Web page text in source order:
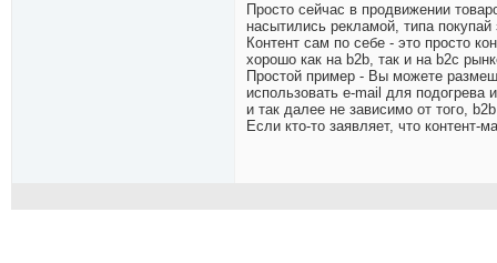
Просто сейчас в продвижении
насытились рекламой, типа
Контент сам по себе - это просто
хорошо как на b2b, так и на b2c
Простой пример - Вы можете
использовать e-mail для подогрева
и так далее не зависимо от того,
Если кто-то заявляет, что